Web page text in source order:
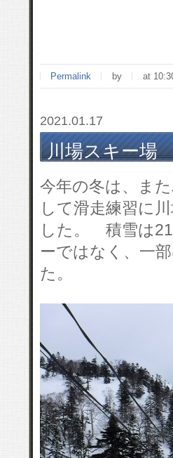
Permalink by at
2021.01.17
川場スキー場
今年の冬は、ま
して滑走練習に
した。 積雪は
ーではなく、一
た。